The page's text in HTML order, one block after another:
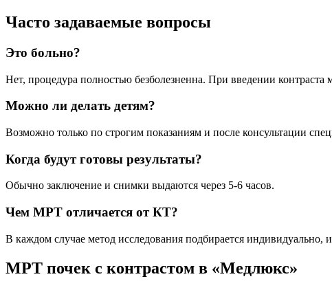
Часто задаваемые вопросы
Это больно?
Нет, процедура полностью безболезненна. При введении
Можно ли делать детям?
Возможно только по строгим показаниям и после консультации
Когда будут готовы результаты?
Обычно заключение и снимки выдаются через 5-6 часов.
Чем МРТ отличается от КТ?
В каждом случае метод исследования подбирается индивидуально,
МРТ почек с контрастом в «Медлюкс»